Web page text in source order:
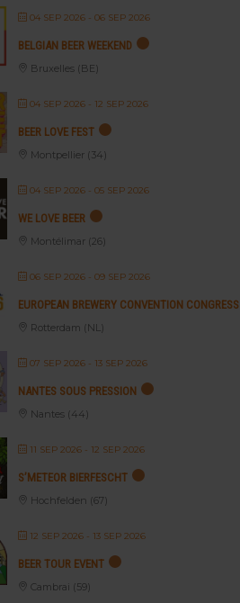
04 SEP 2026 - 06 SEP 2026
BELGIAN BEER WEEKEND
Bruxelles (BE)
04 SEP 2026 - 12 SEP 2026
BEER LOVE FEST
Montpellier (34)
04 SEP 2026 - 05 SEP 2026
WE LOVE BEER
Montélimar (26)
06 SEP 2026 - 09 SEP 2026
EUROPEAN BREWERY CONVENTION CONGRESS
Rotterdam (NL)
07 SEP 2026 - 13 SEP 2026
NANTES SOUS PRESSION
Nantes (44)
11 SEP 2026 - 12 SEP 2026
S’METEOR BIERFESCHT
Hochfelden (67)
12 SEP 2026 - 13 SEP 2026
BEER TOUR EVENT
Cambrai (59)